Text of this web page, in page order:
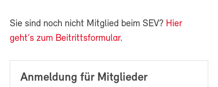
Sie sind noch nicht Mitglied beim SEV? Hier
geht’s zum Beitrittsformular.
Anmeldung für Mitglieder